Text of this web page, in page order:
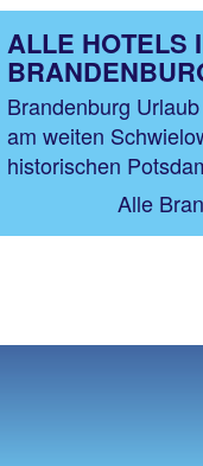
ALLE HOTELS
Brandenburg
am weiten
historischen
Alle